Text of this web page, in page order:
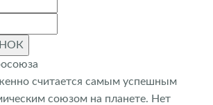
считается самым успешным
союзом на планете. Нет